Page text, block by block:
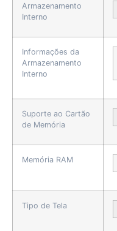
Armazenamento
Interno
Informações da
Armazenamento
Interno
Suporte ao Cartão
de Memória
Memória RAM
Tipo de Tela